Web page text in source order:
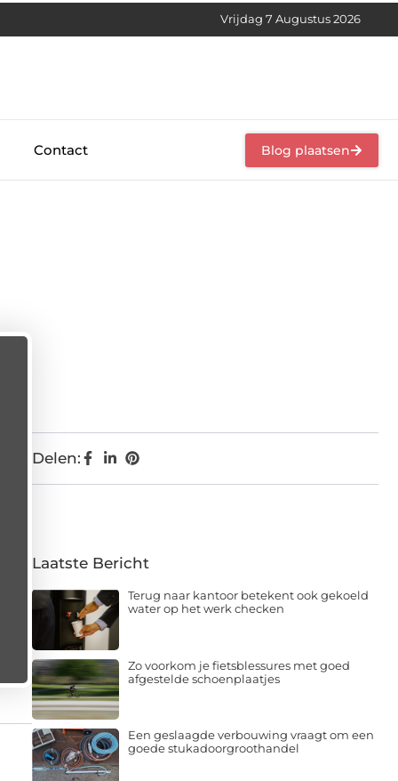
Vrijdag 7 Augustus 2026
Contact Blog plaatsen
Delen:
Laatste Bericht
Terug naar kantoor betekent ook gekoeld
water op het werk checken
Zo voorkom je fietsblessures met goed
afgestelde schoenplaatjes
Een geslaagde verbouwing vraagt om een
goede stukadoorgroothandel